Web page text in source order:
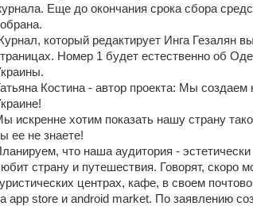
Еще до окончания срока сбора
который редактирует Инга Гезалян
Номер 1 будет естественно об
Костина - автор проекта: Мы создаем
искренне хотим показать нашу страну
ее не знаете!
что наша аудитория -
страну и путешествия. Говорят, скоро
центрах, кафе, в своем
app store и android market. По заявлению